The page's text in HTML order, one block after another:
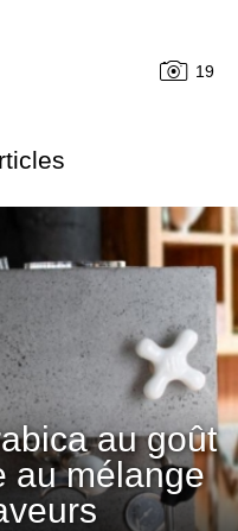
19
au goût
au mélange